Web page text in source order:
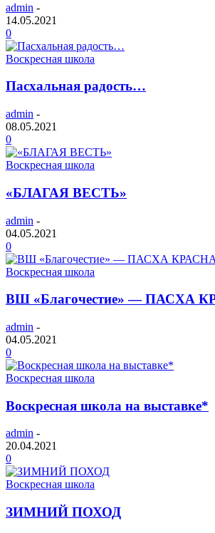
admin -
14.05.2021
0
Воскресная школа
Пасхальная радость…
admin -
08.05.2021
0
Воскресная школа
«БЛАГАЯ ВЕСТЬ»
admin -
04.05.2021
0
Воскресная школа
ВШ «Благочестие» — ПАСХА
admin -
04.05.2021
0
Воскресная школа
Воскресная школа на выставке*
admin -
20.04.2021
0
Воскресная школа
ЗИМНИЙ ПОХОД